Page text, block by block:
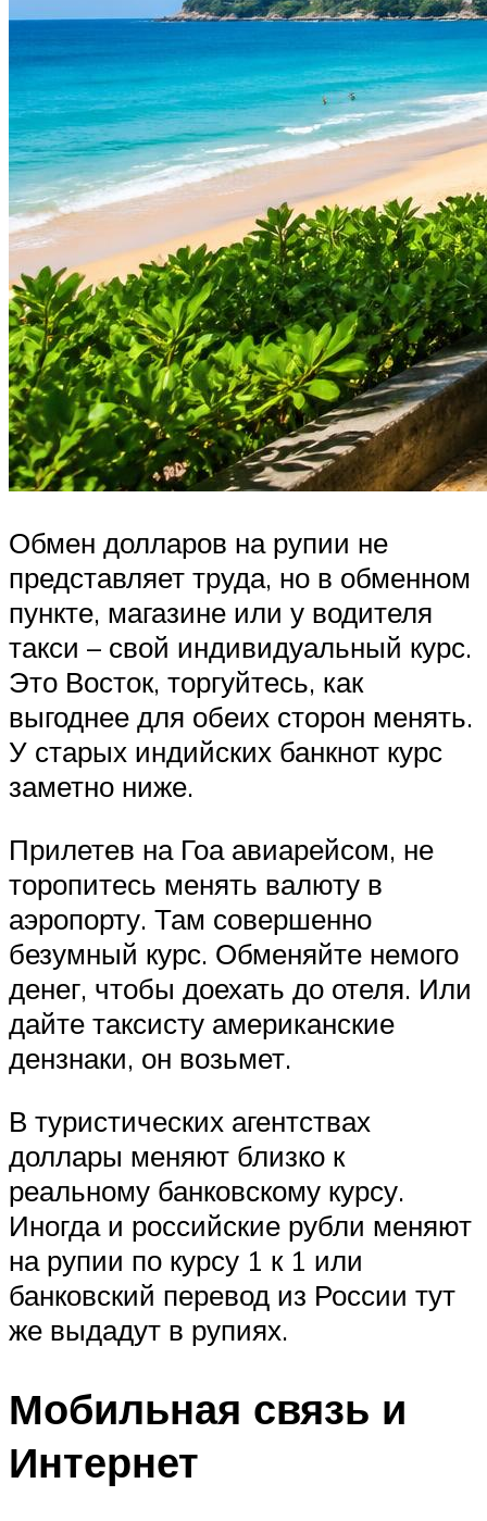
Обмен долларов на рупии не
представляет труда, но в обменном
пункте, магазине или у водителя
такси – свой индивидуальный курс.
Это Восток, торгуйтесь, как
выгоднее для обеих сторон менять.
У старых индийских банкнот курс
заметно ниже.
Прилетев на Гоа авиарейсом, не
торопитесь менять валюту в
аэропорту. Там совершенно
безумный курс. Обменяйте немого
денег, чтобы доехать до отеля. Или
дайте таксисту американские
дензнаки, он возьмет.
В туристических агентствах
доллары меняют близко к
реальному банковскому курсу.
Иногда и российские рубли меняют
на рупии по курсу 1 к 1 или
банковский перевод из России тут
же выдадут в рупиях.
Мобильная связь и
Интернет